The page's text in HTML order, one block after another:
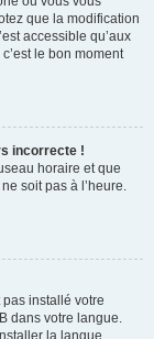
que la modification
accessible qu’aux
le bon moment
incorrecte !
horaire et que
soit pas à l’heure.
pas installé votre
dans votre langue.
la langue